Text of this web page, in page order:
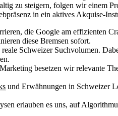
zu steigern, folgen wir einem
in ein aktives Akquise-
die Google am effizienten
diese Bremsen sofort.
Schweizer Suchvolumen.
besetzen wir relevante
und Erwähnungen in Schweizer
erlauben es uns, auf